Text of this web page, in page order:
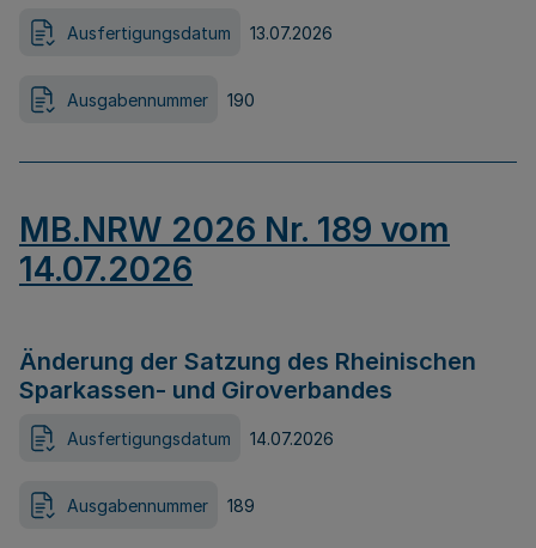
Ausfertigungsdatum 13.07.2026
Ausgabennummer 190
MB.NRW 2026 Nr. 189 vom
14.07.2026
Änderung der Satzung des Rheinischen
Sparkassen- und Giroverbandes
Ausfertigungsdatum 14.07.2026
Ausgabennummer 189